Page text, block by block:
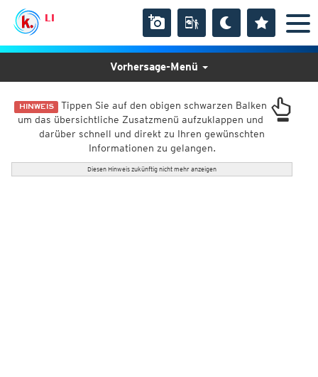
LI
HINWEIS Tippen Sie auf den obigen schwarzen Balken
um das übersichtliche Zusatzmenü aufzuklappen und
darüber schnell und direkt zu Ihren gewünschten
Informationen zu gelangen.
Diesen Hinweis zukünftig nicht mehr anzeigen
Vorhersage-Menü